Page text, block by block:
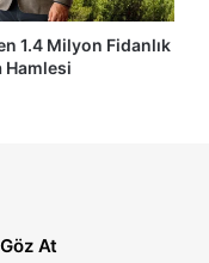
1.4 Milyon Fidanlık
Hamlesi
At